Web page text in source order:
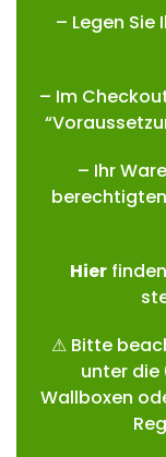
– Legen
– Im
– Ihr
Hierfinden
⚠ Bitte
unter die
Wallboxen